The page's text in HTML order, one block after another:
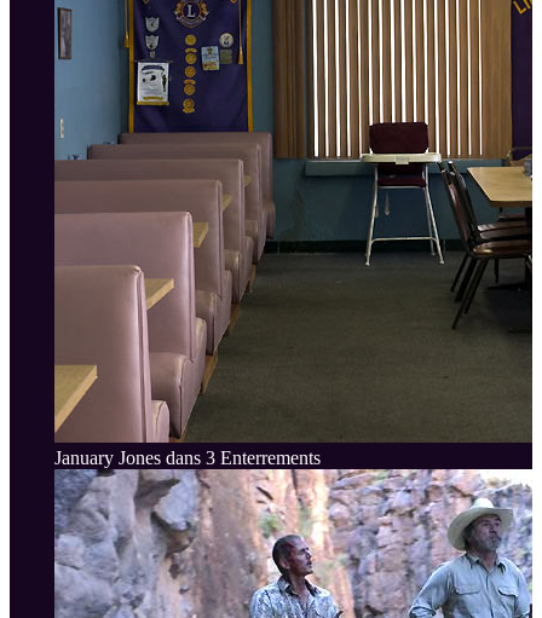
January Jones dans 3 Enterrements